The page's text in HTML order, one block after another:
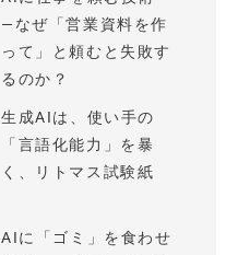
—なぜ「営業資料を作
って」と頼むと失敗す
るのか？
生成AIは、使い手の
「言語化能力」を暴
く、リトマス試験紙
AIに「ゴミ」を食わせ